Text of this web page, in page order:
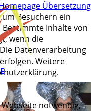
Besuchern ein
Inhalte von
wenn die
Datenverarbeitung
Weitere
notwendig,